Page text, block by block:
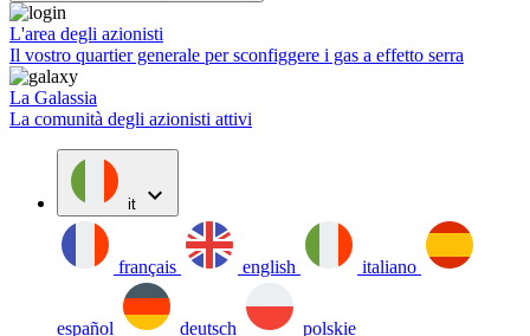
L'area degli azionisti
Il vostro quartier generale per sconfiggere i gas a effetto serra
La Galassia
La comunità degli azionisti attivi
it expand_more
français english italiano
español deutsch polskie